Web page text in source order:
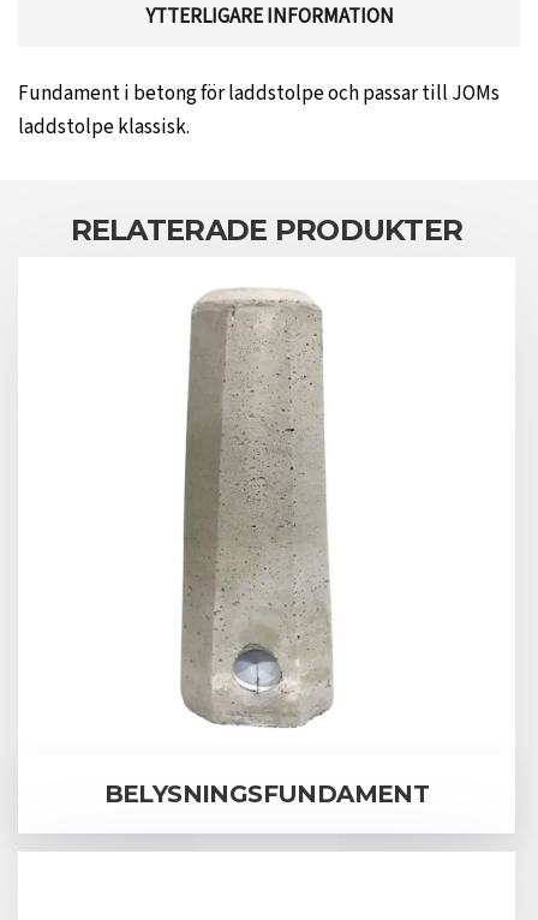
YTTERLIGARE INFORMATION
Fundament i betong för laddstolpe och passar till JOMs
laddstolpe klassisk.
RELATERADE PRODUKTER
BELYSNINGSFUNDAMENT